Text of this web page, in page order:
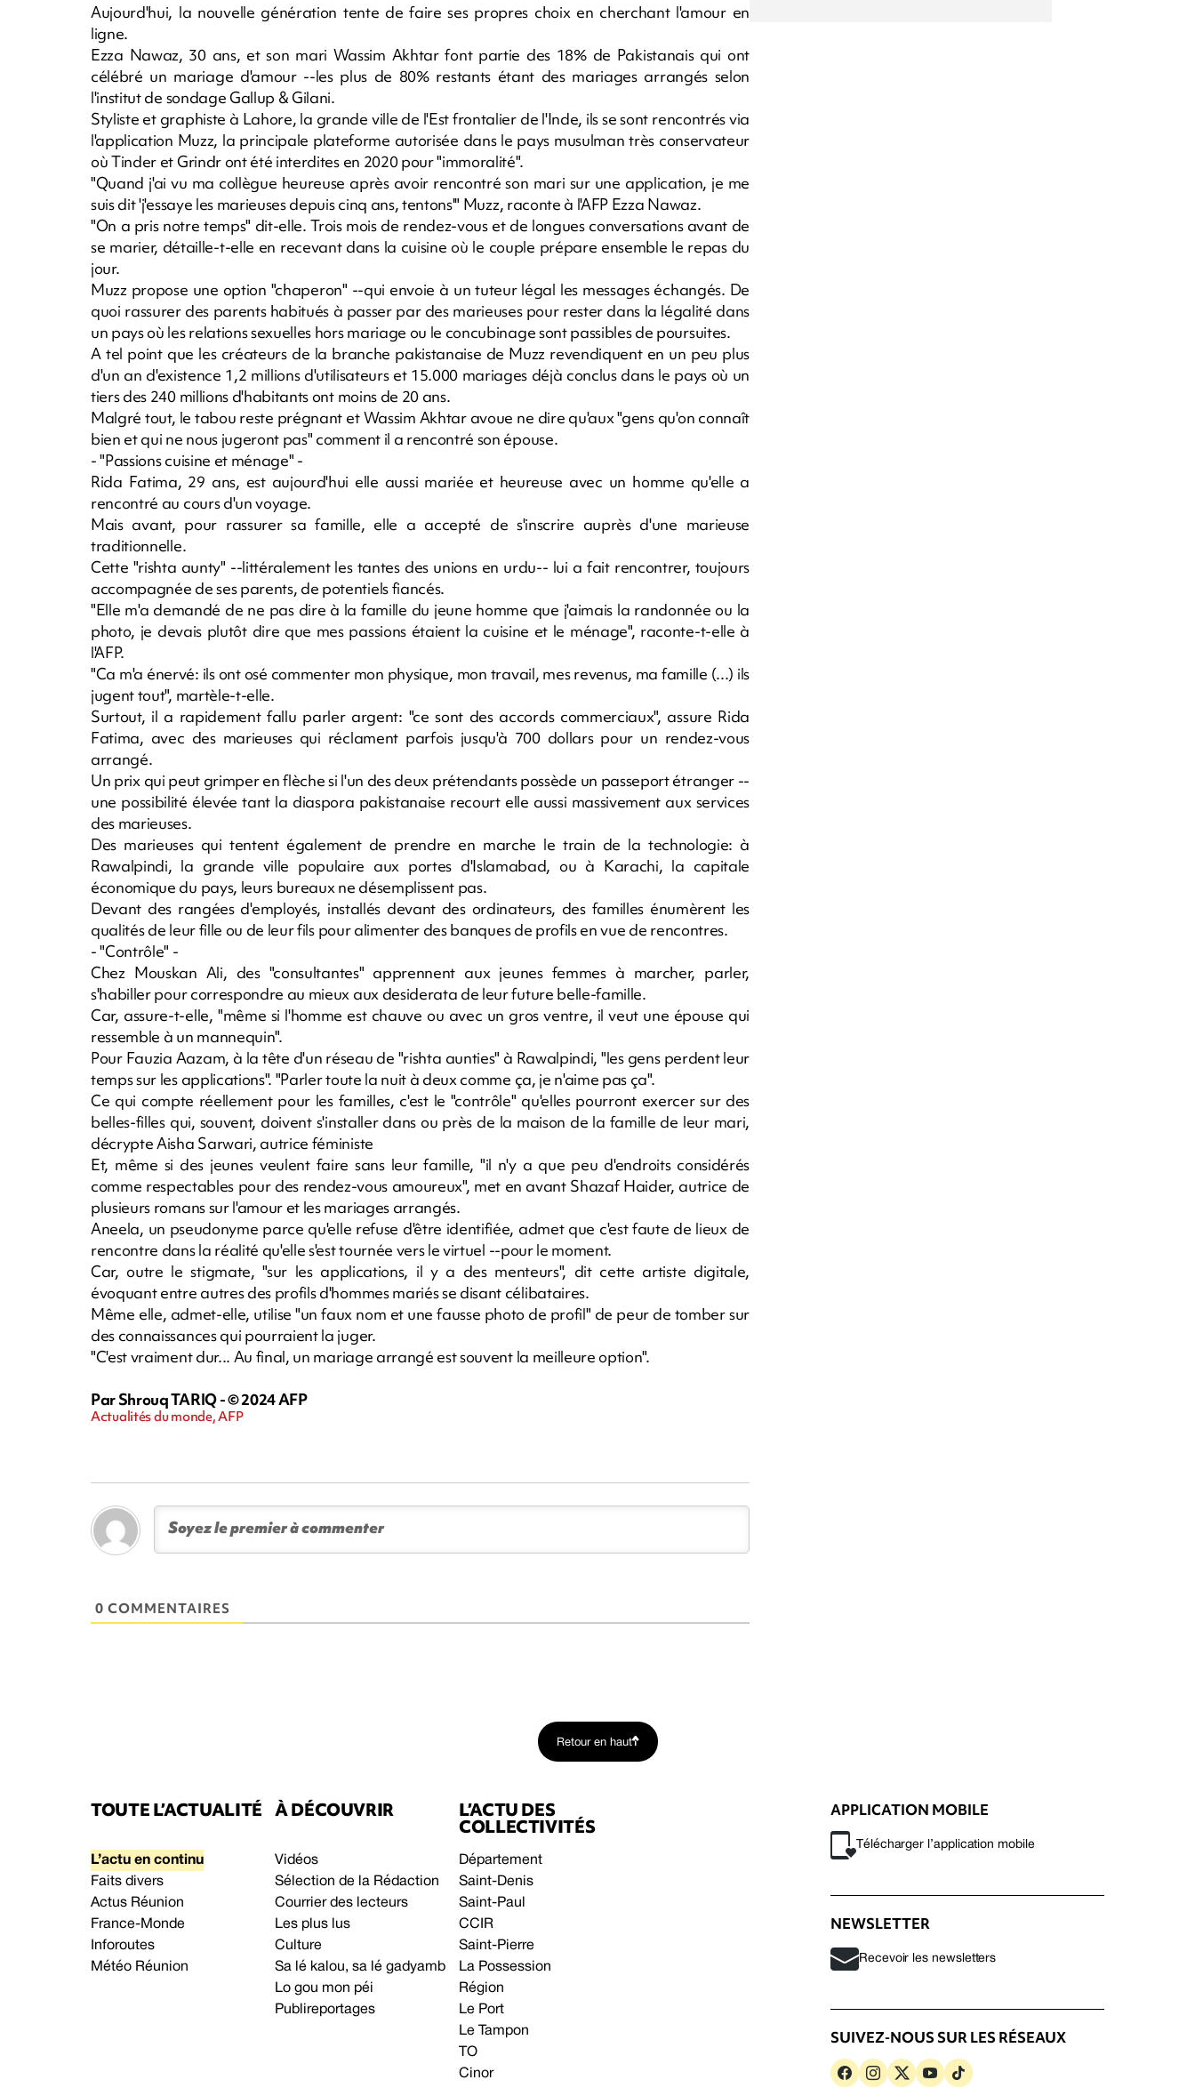
Aujourd'hui, la nouvelle génération tente de faire ses propres choix en cherchant l'amour en
ligne.
Ezza Nawaz, 30 ans, et son mari Wassim Akhtar font partie des 18% de Pakistanais qui ont
célébré un mariage d'amour --les plus de 80% restants étant des mariages arrangés selon
l'institut de sondage Gallup & Gilani.
Styliste et graphiste à Lahore, la grande ville de l'Est frontalier de l'Inde, ils se sont rencontrés via
l'application Muzz, la principale plateforme autorisée dans le pays musulman très conservateur
où Tinder et Grindr ont été interdites en 2020 pour "immoralité".
"Quand j'ai vu ma collègue heureuse après avoir rencontré son mari sur une application, je me
suis dit 'j'essaye les marieuses depuis cinq ans, tentons'" Muzz, raconte à l'AFP Ezza Nawaz.
"On a pris notre temps" dit-elle. Trois mois de rendez-vous et de longues conversations avant de
se marier, détaille-t-elle en recevant dans la cuisine où le couple prépare ensemble le repas du
jour.
Muzz propose une option "chaperon" --qui envoie à un tuteur légal les messages échangés. De
quoi rassurer des parents habitués à passer par des marieuses pour rester dans la légalité dans
un pays où les relations sexuelles hors mariage ou le concubinage sont passibles de poursuites.
A tel point que les créateurs de la branche pakistanaise de Muzz revendiquent en un peu plus
d'un an d'existence 1,2 millions d'utilisateurs et 15.000 mariages déjà conclus dans le pays où un
tiers des 240 millions d'habitants ont moins de 20 ans.
Malgré tout, le tabou reste prégnant et Wassim Akhtar avoue ne dire qu'aux "gens qu'on connaît
bien et qui ne nous jugeront pas" comment il a rencontré son épouse.
- "Passions cuisine et ménage" -
Rida Fatima, 29 ans, est aujourd'hui elle aussi mariée et heureuse avec un homme qu'elle a
rencontré au cours d'un voyage.
Mais avant, pour rassurer sa famille, elle a accepté de s'inscrire auprès d'une marieuse
traditionnelle.
Cette "rishta aunty" --littéralement les tantes des unions en urdu-- lui a fait rencontrer, toujours
accompagnée de ses parents, de potentiels fiancés.
"Elle m'a demandé de ne pas dire à la famille du jeune homme que j'aimais la randonnée ou la
photo, je devais plutôt dire que mes passions étaient la cuisine et le ménage", raconte-t-elle à
l'AFP.
"Ca m'a énervé: ils ont osé commenter mon physique, mon travail, mes revenus, ma famille (...) ils
jugent tout", martèle-t-elle.
Surtout, il a rapidement fallu parler argent: "ce sont des accords commerciaux", assure Rida
Fatima, avec des marieuses qui réclament parfois jusqu'à 700 dollars pour un rendez-vous
arrangé.
Un prix qui peut grimper en flèche si l'un des deux prétendants possède un passeport étranger --
une possibilité élevée tant la diaspora pakistanaise recourt elle aussi massivement aux services
des marieuses.
Des marieuses qui tentent également de prendre en marche le train de la technologie: à
Rawalpindi, la grande ville populaire aux portes d'Islamabad, ou à Karachi, la capitale
économique du pays, leurs bureaux ne désemplissent pas.
Devant des rangées d'employés, installés devant des ordinateurs, des familles énumèrent les
qualités de leur fille ou de leur fils pour alimenter des banques de profils en vue de rencontres.
- "Contrôle" -
Chez Mouskan Ali, des "consultantes" apprennent aux jeunes femmes à marcher, parler,
s'habiller pour correspondre au mieux aux desiderata de leur future belle-famille.
Car, assure-t-elle, "même si l'homme est chauve ou avec un gros ventre, il veut une épouse qui
ressemble à un mannequin".
Pour Fauzia Aazam, à la tête d'un réseau de "rishta aunties" à Rawalpindi, "les gens perdent leur
temps sur les applications". "Parler toute la nuit à deux comme ça, je n'aime pas ça".
Ce qui compte réellement pour les familles, c'est le "contrôle" qu'elles pourront exercer sur des
belles-filles qui, souvent, doivent s'installer dans ou près de la maison de la famille de leur mari,
décrypte Aisha Sarwari, autrice féministe
Et, même si des jeunes veulent faire sans leur famille, "il n'y a que peu d'endroits considérés
comme respectables pour des rendez-vous amoureux", met en avant Shazaf Haider, autrice de
plusieurs romans sur l'amour et les mariages arrangés.
Aneela, un pseudonyme parce qu'elle refuse d'être identifiée, admet que c'est faute de lieux de
rencontre dans la réalité qu'elle s'est tournée vers le virtuel --pour le moment.
Car, outre le stigmate, "sur les applications, il y a des menteurs", dit cette artiste digitale,
évoquant entre autres des profils d'hommes mariés se disant célibataires.
Même elle, admet-elle, utilise "un faux nom et une fausse photo de profil" de peur de tomber sur
des connaissances qui pourraient la juger.
"C'est vraiment dur... Au final, un mariage arrangé est souvent la meilleure option".
Par Shrouq TARIQ - © 2024 AFP
Actualités du monde, AFP
0 COMMENTAIRES
Retour en haut
TOUTE L’ACTUALITÉ
L’actu en continu
Faits divers
Actus Réunion
France-Monde
Inforoutes
Météo Réunion
À DÉCOUVRIR
Vidéos
Sélection de la Rédaction
Courrier des lecteurs
Les plus lus
Culture
Sa lé kalou, sa lé gadyamb
Lo gou mon péi
Publireportages
L’ACTU DES
COLLECTIVITÉS
Département
Saint-Denis
Saint-Paul
CCIR
Saint-Pierre
La Possession
Région
Le Port
Le Tampon
TO
Cinor
APPLICATION MOBILE
Télécharger l’application mobile
NEWSLETTER
Recevoir les newsletters
SUIVEZ-NOUS SUR LES RÉSEAUX